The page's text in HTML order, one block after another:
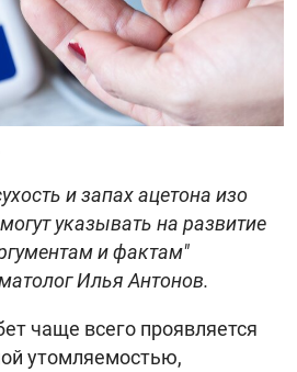
и запах ацетона изо
указывать на развитие
и фактам"
Илья Антонов.
чаще всего проявляется
утомляемостью,